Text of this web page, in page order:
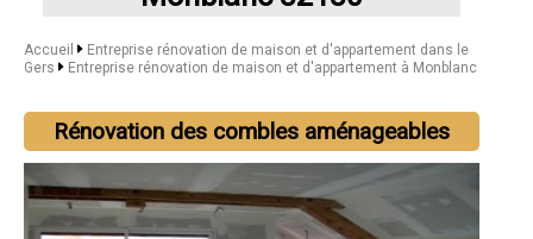
Accueil
Entreprise rénovation de maison et d'appartement dans le
Gers
Entreprise rénovation de maison et d'appartement à Monblanc
Rénovation des combles aménageables